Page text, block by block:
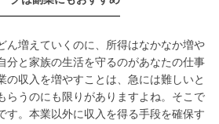
ん増えていくのに、所得はなかなか増や
分と家族の生活を守るのがあなたの仕事
の収入を増やすことは、急には難しいと
らうのにも限りがありますよね。そこで
す。本業以外に収入を得る手段を確保す